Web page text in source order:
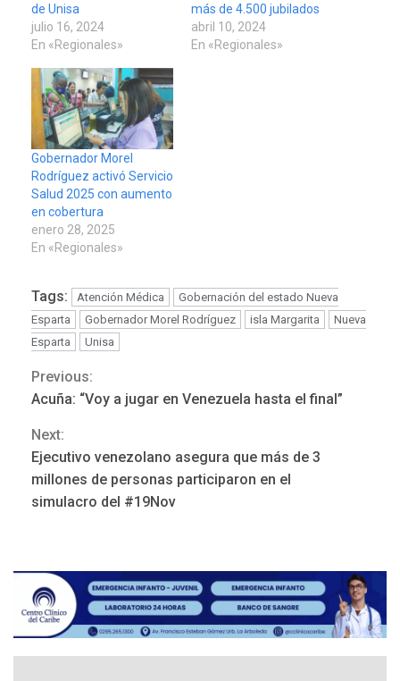
de Unisa
julio 16, 2024
En «Regionales»
más de 4.500 jubilados
abril 10, 2024
En «Regionales»
Gobernador Morel
Rodríguez activó Servicio
Salud 2025 con aumento
en cobertura
enero 28, 2025
En «Regionales»
Tags: Atención Médica
Gobernación del estado Nueva
Esparta
Gobernador Morel Rodríguez isla Margarita
Nueva
Esparta
Unisa
Continue
Reading
Previous:
Acuña: “Voy a jugar en Venezuela hasta el final”
Next:
Ejecutivo venezolano asegura que más de 3
millones de personas participaron en el
simulacro del #19Nov
ÚLTIMA HORA
Hutíes de Yemen dicen que
REGIONALES ÚLTIMA HORA
Instituciones estadales se
suman al Plan Agosto de
Escuelas Abiertas 2026